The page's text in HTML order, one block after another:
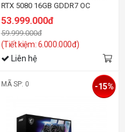
RTX 5080 16GB GDDR7 OC
Edition (ROG-ASTRAL-RTX5080-
O16G-GAMING) White Edition
53.999.000đ
59.999.000đ
(Tiết kiệm: 6.000.000đ)
Liên hệ
MÃ SP: 0 -15%